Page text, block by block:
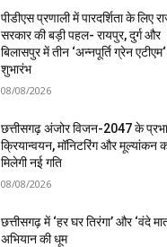
पीडीएस प्रणाली में पारदर्शिता के लिए
सरकार की बड़ी पहल- रायपुर, दुर्ग और
बिलासपुर में तीन ‘अन्नपूर्ति ग्रेन
शुभारंभ
08/08/2026
छत्तीसगढ़ अंजोर विजन-2047 के
क्रियान्वयन, मॉनिटरिंग और मूल्यांकन
मिलेगी नई गति
08/08/2026
छत्तीसगढ़ में ‘हर घर तिरंगा’ और ‘वंदे
अभियान की धूम